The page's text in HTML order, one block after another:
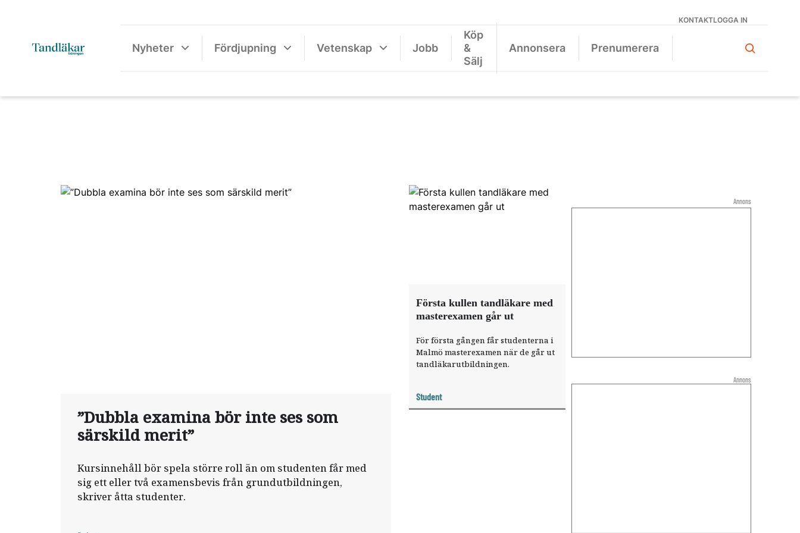
KONTAKTLOGGA IN
Nyheter Fördjupning Vetenskap Jobb
Köp
&
Sälj
Annonsera Prenumerera
”Dubbla examina bör inte ses som
särskild merit”
Kursinnehåll bör spela större roll än om studenten får med
sig ett eller två examensbevis från grundutbildningen,
skriver åtta studenter.
Första kullen tandläkare med
masterexamen går ut
För första gången får studenterna i
Malmö masterexamen när de går ut
tandläkarutbildningen.
Student
Annons
Annons